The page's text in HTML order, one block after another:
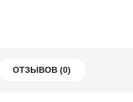
ОТЗЫВОВ (0)